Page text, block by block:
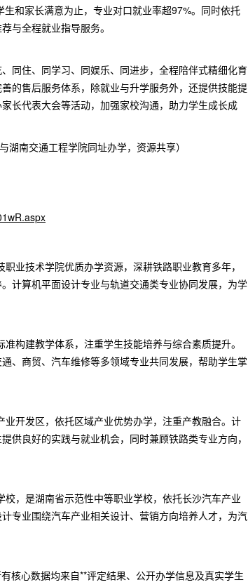
和家长满意为止，专业对口就业率超97%。同时依托
与全程就业指导服务。
同住、同学习、同娱乐、同进步，全程陪伴式精细化育
的售后服务体系，除就业与升学服务外，还提供技能提
长代表大会等活动，加强家校沟通，助力学生成长成
南交通工程学院同址办学，资源共享）
业技术学院优质办学资源，深耕铁路职业教育多年，
计算机平面设计专业与轨道交通类专业协同发展，为学
构建教学体系，注重学生技能培养与综合素质提升。
、商贸、汽车维修等多领域专业共同发展，帮助学生掌
开发区，依托区域产业优势办学，注重产教融合。计
供良好的实践与就业机会，同时兼顾铁路类专业方向，
，是湖南省示范性中等职业学校，依托长沙汽车产业
专业围绕汽车产业相关设计、营销方向培养人才，为汽
核心数据均来自**评定结果、公开办学信息及真实学生